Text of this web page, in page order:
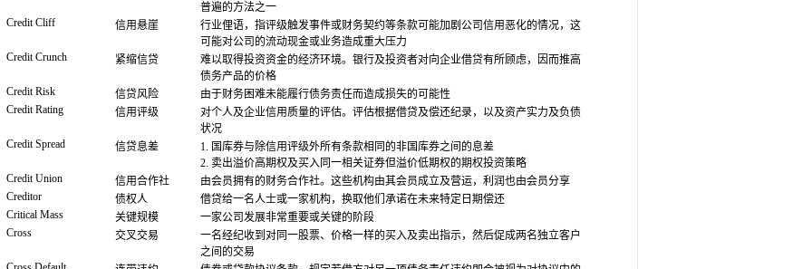
普遍的方法之一
Credit Cliff
信用悬崖
行业俚语，指评级触发事件或财务契约等条款可能加剧公司信用恶化的情况，这
可能对公司的流动现金或业务造成重大压力
Credit Crunch
紧缩信贷
难以取得投资资金的经济环境。银行及投资者对向企业借贷有所顾虑，因而推高
债务产品的价格
Credit Risk
信贷风险
由于财务困难未能履行债务责任而造成损失的可能性
Credit Rating
信用评级
对个人及企业信用质量的评估。评估根据借贷及偿还纪录，以及资产实力及负债
状况
Credit Spread
信贷息差
1. 国库券与除信用评级外所有条款相同的非国库券之间的息差
2. 卖出溢价高期权及买入同一相关证券但溢价低期权的期权投资策略
Credit Union
信用合作社
由会员拥有的财务合作社。这些机构由其会员成立及营运，利润也由会员分享
Creditor
债权人
借贷给一名人士或一家机构，换取他们承诺在未来特定日期偿还
Critical Mass
关键规模
一家公司发展非常重要或关键的阶段
Cross
交叉交易
一名经纪收到对同一股票、价格一样的买入及卖出指示，然后促成两名独立客户
之间的交易